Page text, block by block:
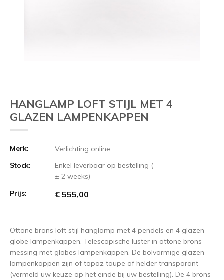
HANGLAMP LOFT STIJL MET 4
GLAZEN LAMPENKAPPEN
Merk:
Verlichting online
Stock:
Enkel leverbaar op bestelling (
± 2 weeks)
Prijs:
€ 555,00
Ottone brons loft stijl hanglamp met 4 pendels en 4 glazen
globe lampenkappen. Telescopische luster in ottone brons
messing met globes lampenkappen. De bolvormige glazen
lampenkappen zijn of topaz taupe of helder transparant
(vermeld uw keuze op het einde bij uw bestelling). De 4 brons